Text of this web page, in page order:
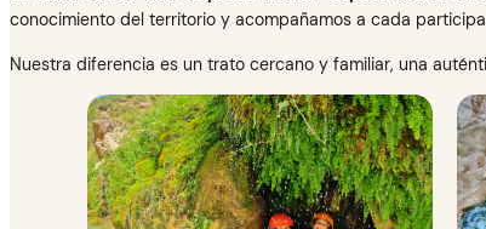
conocimiento del territorio y acompañamos a cada
Nuestra diferencia es un trato cercano y familiar, una